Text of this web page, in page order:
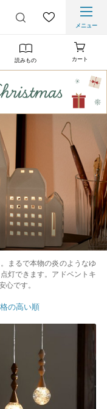
メニュー
読みもの カート
まるで本物の炎のようなゆ
灯できます。アドベントキ
心です。
の高い順